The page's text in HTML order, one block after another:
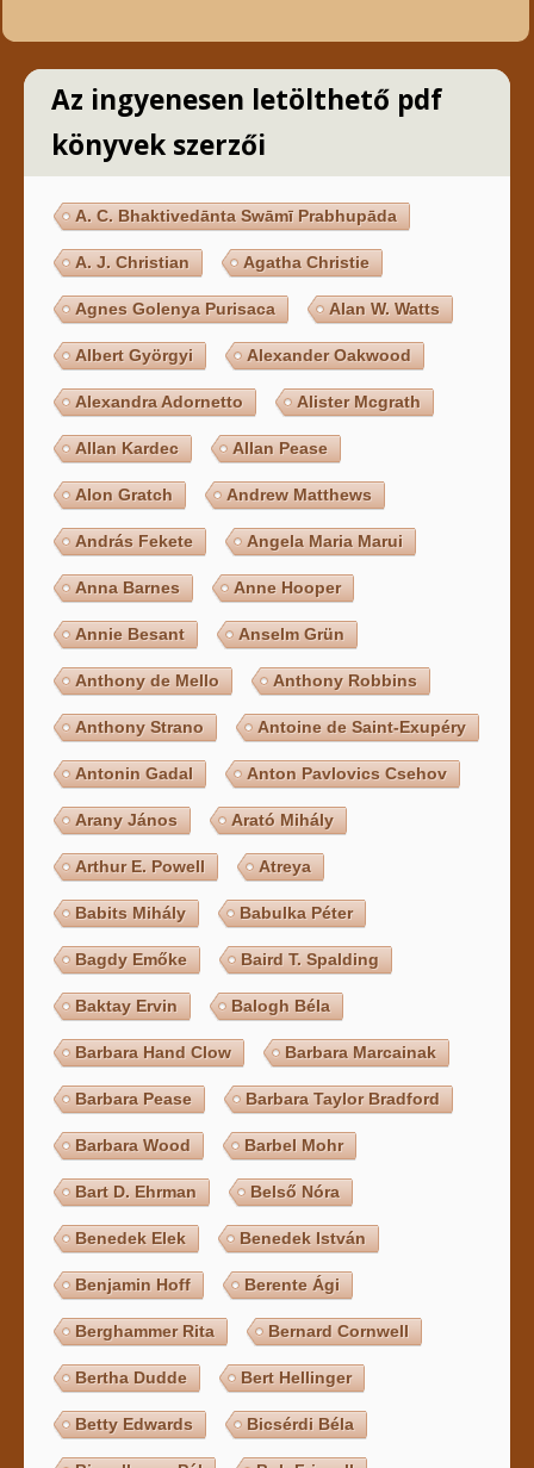
Az ingyenesen letölthető pdf
könyvek szerzői
A. C. Bhaktivedānta Swāmī Prabhupāda
A. J. Christian Agatha Christie
Agnes Golenya Purisaca Alan W. Watts
Albert Györgyi Alexander Oakwood
Alexandra Adornetto Alister Mcgrath
Allan Kardec Allan Pease
Alon Gratch Andrew Matthews
András Fekete Angela Maria Marui
Anna Barnes Anne Hooper
Annie Besant Anselm Grün
Anthony de Mello Anthony Robbins
Anthony Strano Antoine de Saint-Exupéry
Antonin Gadal Anton Pavlovics Csehov
Arany János Arató Mihály
Arthur E. Powell Atreya
Babits Mihály Babulka Péter
Bagdy Emőke Baird T. Spalding
Baktay Ervin Balogh Béla
Barbara Hand Clow Barbara Marcainak
Barbara Pease Barbara Taylor Bradford
Barbara Wood Barbel Mohr
Bart D. Ehrman Belső Nóra
Benedek Elek Benedek István
Benjamin Hoff Berente Ági
Berghammer Rita Bernard Cornwell
Bertha Dudde Bert Hellinger
Betty Edwards Bicsérdi Béla